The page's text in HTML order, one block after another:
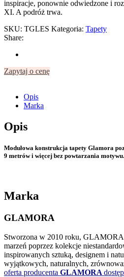
inspiracje, ponownie odwiedzone i
XI. A podróż trwa.
SKU: TGLES Kategoria: Tapety
Share:
Zapytaj o cenę
Opis
Marka
Opis
Modułowa konstrukcja tapety Glamora
9 metrów i więcej bez powtarzania motywu.
Marka
GLAMORA
Stworzona w 2010 roku, GLAMORA
marzeń poprzez kolekcje
inspirowanych sztuką, designem i
wyjątkowych, naturalnych,
oferta producenta GLAMORA